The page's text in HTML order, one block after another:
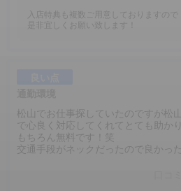
入店特典も複数ご用意しておりますので
是非宜しくお願い致します！
松山でお仕事探していたのですが松
で心良く対応してくれてとても助か
もちろん無料です！笑
交通手段がネックだったので良かった